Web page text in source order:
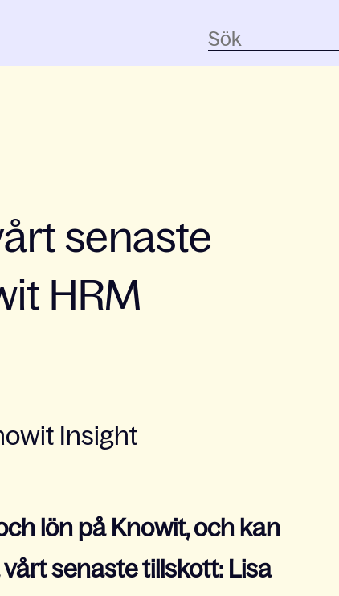
senaste
HRM
Insight
lön på Knowit, och kan
senaste tillskott: Lisa